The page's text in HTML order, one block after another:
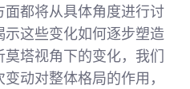
都将从具体角度进行讨
这些变化如何逐步塑造
塔视角下的变化，我们
动对整体格局的作用，